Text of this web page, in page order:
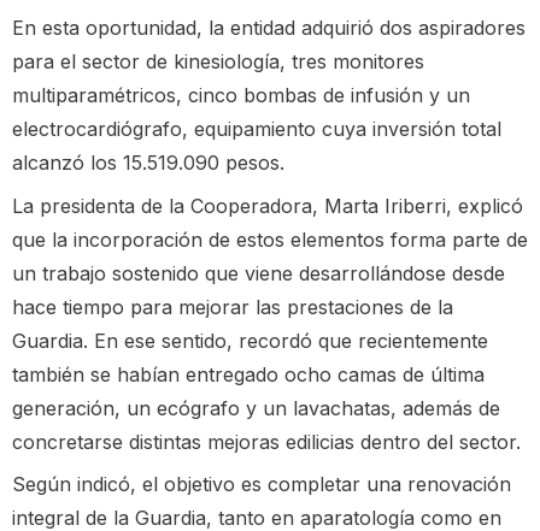
En esta oportunidad, la entidad adquirió dos aspiradores
para el sector de kinesiología, tres monitores
multiparamétricos, cinco bombas de infusión y un
electrocardiógrafo, equipamiento cuya inversión total
alcanzó los 15.519.090 pesos.
La presidenta de la Cooperadora, Marta Iriberri, explicó
que la incorporación de estos elementos forma parte de
un trabajo sostenido que viene desarrollándose desde
hace tiempo para mejorar las prestaciones de la
Guardia. En ese sentido, recordó que recientemente
también se habían entregado ocho camas de última
generación, un ecógrafo y un lavachatas, además de
concretarse distintas mejoras edilicias dentro del sector.
Según indicó, el objetivo es completar una renovación
integral de la Guardia, tanto en aparatología como en